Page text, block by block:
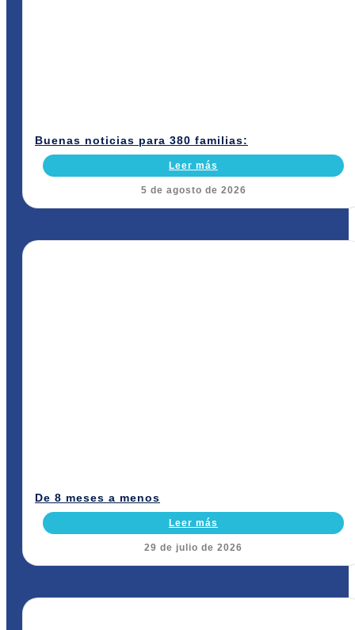
Buenas noticias para 380 familias:
Leer más
5 de agosto de 2026
De 8 meses a menos
Leer más
29 de julio de 2026